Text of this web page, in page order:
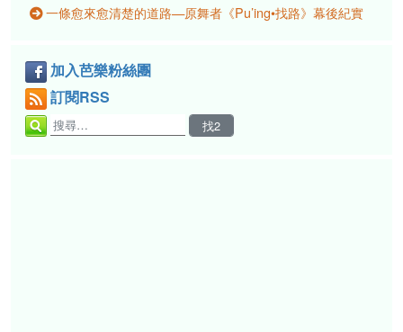
一條愈來愈清楚的道路—原舞者《Pu’ing•找路》幕後紀實
加入芭樂粉絲團
訂閱RSS